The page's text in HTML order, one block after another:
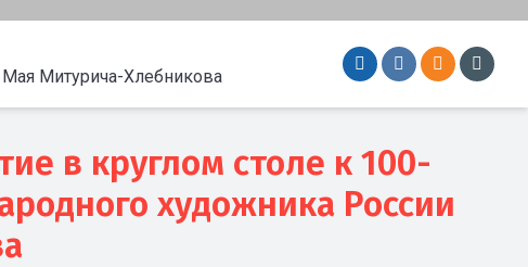
Мая Митурича-Хлебникова
в круглом столе к 100-
художника России